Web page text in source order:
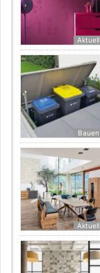
Aktuell
Bauen
Aktuell